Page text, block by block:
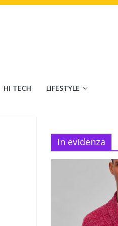
HI TECH LIFESTYLE
In evidenza